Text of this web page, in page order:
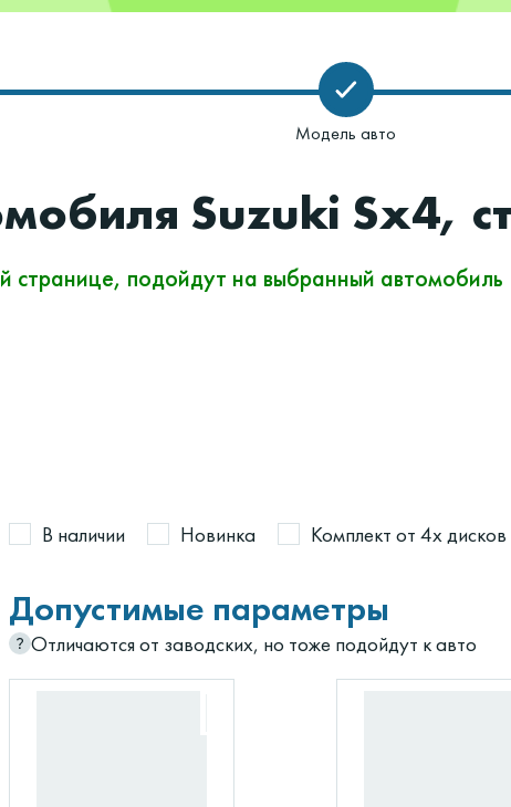
Модель авто
Suzuki Sx4,
странице, подойдут на выбранный автомобиль
В наличии Новинка Комплект от 4х дисков
Допустимые параметры
Отличаются от заводских, но тоже подойдут к авто